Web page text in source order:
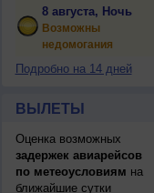
8 августа, Ночь
Возможны
недомогания
Подробно на 14 дней
ВЫЛЕТЫ
Оценка возможных
задержек авиарейсов
по метеоусловиям на
ближайшие сутки